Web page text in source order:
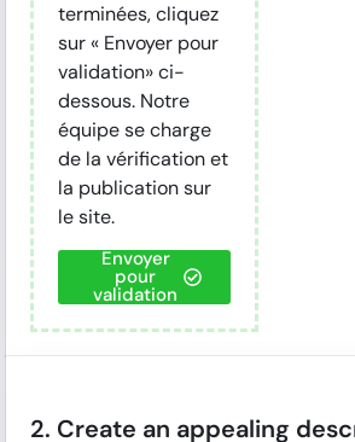
terminées, cliquez
sur « Envoyer pour
validation» ci-
dessous. Notre
équipe se charge
de la vérification et
la publication sur
le site.
Envoyer
pour
validation
2. Create an appealing